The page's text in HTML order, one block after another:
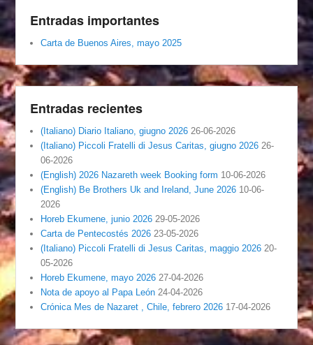
Entradas importantes
Carta de Buenos Aires, mayo 2025
Entradas recientes
(Italiano) Diario Italiano, giugno 2026 26-06-2026
(Italiano) Piccoli Fratelli di Jesus Caritas, giugno 2026 26-
06-2026
(English) 2026 Nazareth week Booking form 10-06-2026
(English) Be Brothers Uk and Ireland, June 2026 10-06-
2026
Horeb Ekumene, junio 2026 29-05-2026
Carta de Pentecostés 2026 23-05-2026
(Italiano) Piccoli Fratelli di Jesus Caritas, maggio 2026 20-
05-2026
Horeb Ekumene, mayo 2026 27-04-2026
Nota de apoyo al Papa León 24-04-2026
Crónica Mes de Nazaret , Chile, febrero 2026 17-04-2026